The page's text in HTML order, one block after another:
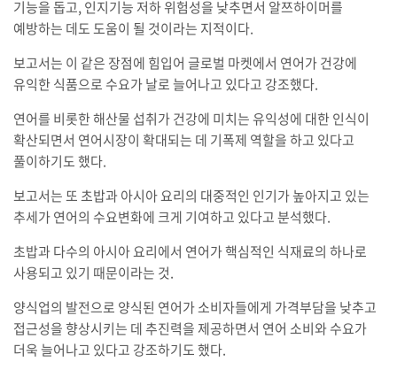
기능을 돕고, 인지기능 저하 위험성을 낮추면서 알쯔하이머를
예방하는 데도 도움이 될 것이라는 지적이다.
보고서는 이 같은 장점에 힘입어 글로벌 마켓에서 연어가 건강에
유익한 식품으로 수요가 날로 늘어나고 있다고 강조했다.
연어를 비롯한 해산물 섭취가 건강에 미치는 유익성에 대한 인식이
확산되면서 연어시장이 확대되는 데 기폭제 역할을 하고 있다고
풀이하기도 했다.
보고서는 또 초밥과 아시아 요리의 대중적인 인기가 높아지고 있는
추세가 연어의 수요변화에 크게 기여하고 있다고 분석했다.
초밥과 다수의 아시아 요리에서 연어가 핵심적인 식재료의 하나로
사용되고 있기 때문이라는 것.
양식업의 발전으로 양식된 연어가 소비자들에게 가격부담을 낮추고
접근성을 향상시키는 데 추진력을 제공하면서 연어 소비와 수요가
더욱 늘어나고 있다고 강조하기도 했다.